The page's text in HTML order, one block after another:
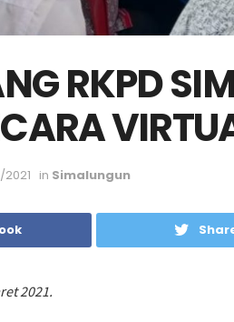
RKPD
in Simalungun
2021.